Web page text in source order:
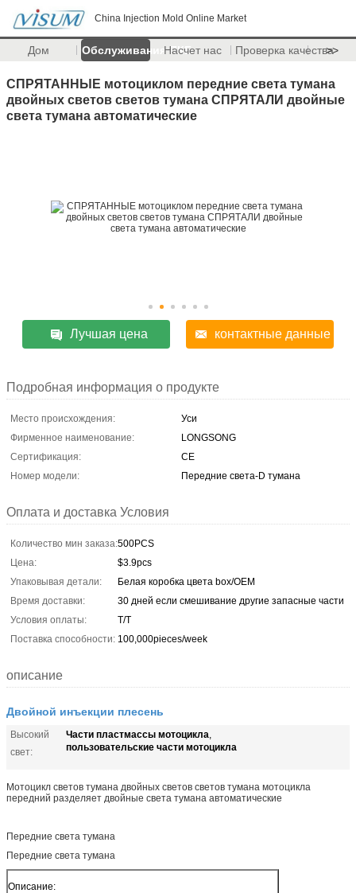
China Injection Mold Online Market
Дом Обслуживания ПКБНасчет нас Проверка качества>>
СПРЯТАННЫЕ мотоциклом передние света тумана
двойных светов светов тумана СПРЯТАЛИ двойные
света тумана автоматические
Лучшая цена контактные данные
Подробная информация о продукте
Место происхождения:
Уси
Фирменное наименование:
LONGSONG
Сертификация:
CE
Номер модели:
Передние света-D тумана
Оплата и доставка Условия
Количество мин заказа:500PCS
Цена:
$3.9pcs
Упаковывая детали:
Белая коробка цвета box/OEM
Время доставки:
30 дней если смешивание другие запасные части
Условия оплаты:
T/T
Поставка способности: 100,000pieces/week
описание
Двойной инъекции плесень
Высокий
свет:
Части пластмассы мотоцикла,
пользовательские части мотоцикла
Мотоцикл светов тумана двойных светов светов тумана мотоцикла
передний разделяет двойные света тумана автоматические
Передние света тумана
Передние света тумана
Описание: